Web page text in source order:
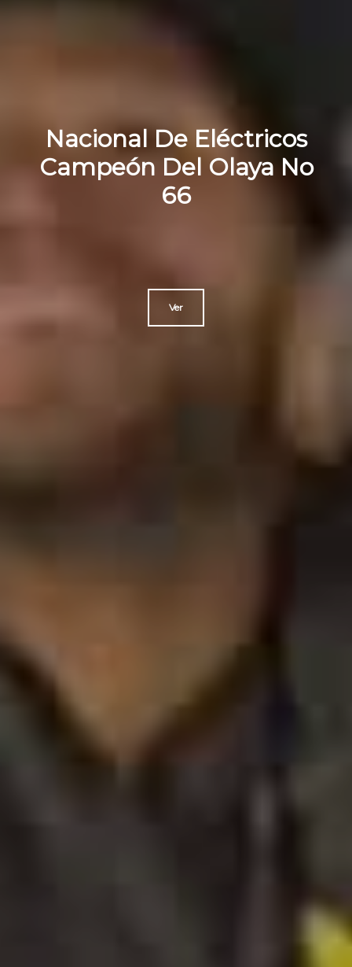
Nacional De Eléctricos
Campeón Del Olaya No
66
Ver